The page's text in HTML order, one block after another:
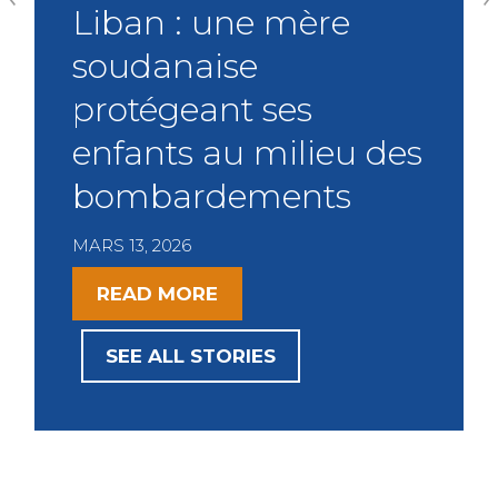
Liban : une mère
soudanaise
protégeant ses
enfants au milieu des
bombardements
MARS 13, 2026
READ MORE
SEE ALL STORIES